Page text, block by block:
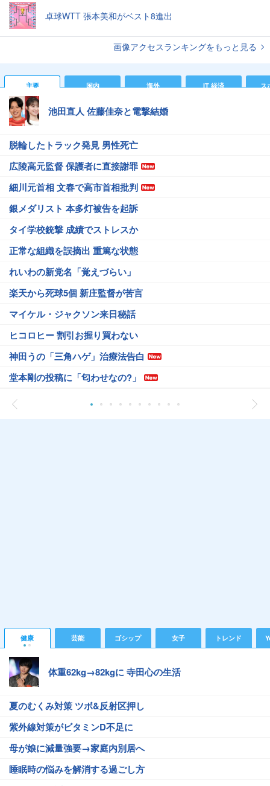
卓球WTT 張本美和がベスト8進出
画像アクセスランキングをもっと見る
主要 国内 海外 IT 経済 ス
池田直人 佐藤佳奈と電撃結婚
脱輪したトラック発見 男性死亡
広陵高元監督 保護者に直接謝罪
細川元首相 文春で高市首相批判
銀メダリスト 本多灯被告を起訴
タイ学校銃撃 成績でストレスか
正常な組織を誤摘出 重篤な状態
れいわの新党名「覚えづらい」
楽天から死球5個 新庄監督が苦言
マイケル・ジャクソン来日秘話
ヒコロヒー 割引お握り買わない
神田うの「三角ハゲ」治療法告白
堂本剛の投稿に「匂わせなの?」
健康 芸能 ゴシップ 女子 トレンド
体重62kg→82kgに 寺田心の生活
夏のむくみ対策 ツボ&反射区押し
紫外線対策がビタミンD不足に
母が娘に減量強要→家庭内別居へ
睡眠時の悩みを解消する過ごし方